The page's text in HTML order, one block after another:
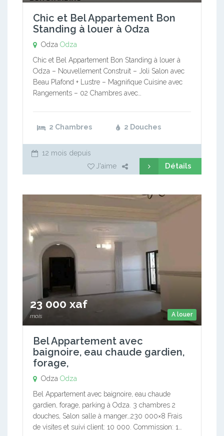
Chic et Bel Appartement Bon
Standing à louer à Odza
Odza Odza
Chic et Bel Appartement Bon Standing à louer à
Odza – Nouvellement Construit – Joli Salon avec
Beau Plafond + Lustre – Magnifique Cuisine avec
Rangements – 02 Chambres avec…
2 Chambres 2 Douches
12 mois depuis
J'aime
Détails
A louer
23 000 xaf
mois
Bel Appartement avec
baignoire, eau chaude gardien,
forage,
Odza Odza
Bel Appartement avec baignoire, eau chaude
gardien, forage, parking à Odza. 3 chambres 2
douches, Salon salle à manger…230 000×8 Frais
de visites et suivi client: 10 000. Commission: 1…